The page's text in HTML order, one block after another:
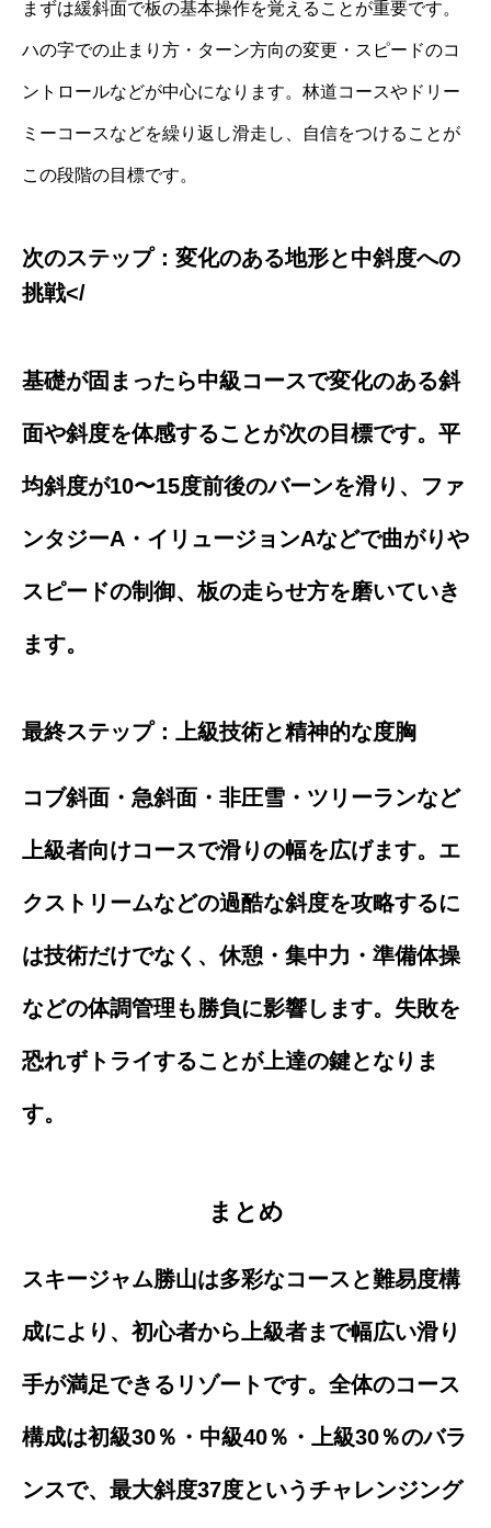
まずは緩斜面で板の基本操作を覚えることが重要です。
ハの字での止まり方・ターン方向の変更・スピードのコ
ントロールなどが中心になります。林道コースやドリー
ミーコースなどを繰り返し滑走し、自信をつけることが
この段階の目標です。
次のステップ：変化のある地形と中斜度への
挑戦</
基礎が固まったら中級コースで変化のある斜
面や斜度を体感することが次の目標です。平
均斜度が10〜15度前後のバーンを滑り、ファ
ンタジーA・イリュージョンAなどで曲がりや
スピードの制御、板の走らせ方を磨いていき
ます。
最終ステップ：上級技術と精神的な度胸
コブ斜面・急斜面・非圧雪・ツリーランなど
上級者向けコースで滑りの幅を広げます。エ
クストリームなどの過酷な斜度を攻略するに
は技術だけでなく、休憩・集中力・準備体操
などの体調管理も勝負に影響します。失敗を
恐れずトライすることが上達の鍵となりま
す。
まとめ
スキージャム勝山は多彩なコースと難易度構
成により、初心者から上級者まで幅広い滑り
手が満足できるリゾートです。全体のコース
構成は初級30％・中級40％・上級30％のバラ
ンスで、最大斜度37度というチャレンジング